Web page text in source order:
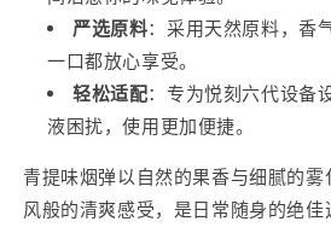
颗
青
提
(Green
Grape)
味-
单
颗
青
提
(Green
Grape)
味-
单
严选原料：采用天然原料，香
一口都放心享受。
轻松适配：专为悦刻六代设备
液困扰，使用更加便捷。
青提味烟弹以自然的果香与细腻的
风般的清爽感受，是日常随身的绝佳